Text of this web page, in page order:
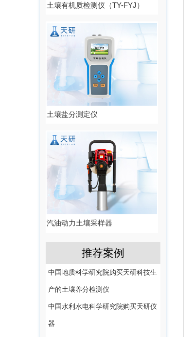
土壤有机质检测仪（TY-FYJ）
土壤盐分测定仪
汽油动力土壤采样器
推荐案例
中国地质科学研究院购买天研科技生
产的土壤养分检测仪
中国水利水电科学研究院购买天研仪
器